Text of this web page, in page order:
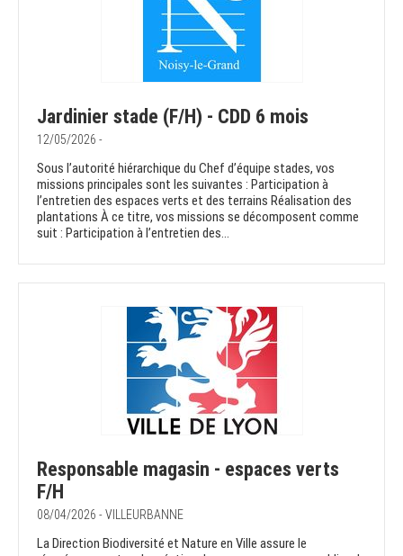
Jardinier stade (F/H) - CDD 6 mois
12/05/2026 -
Sous l’autorité hiérarchique du Chef d’équipe stades, vos
missions principales sont les suivantes : Participation à
l’entretien des espaces verts et des terrains Réalisation des
plantations À ce titre, vos missions se décomposent comme
suit : Participation à l’entretien des...
Responsable magasin - espaces verts
F/H
08/04/2026 - VILLEURBANNE
La Direction Biodiversité et Nature en Ville assure le